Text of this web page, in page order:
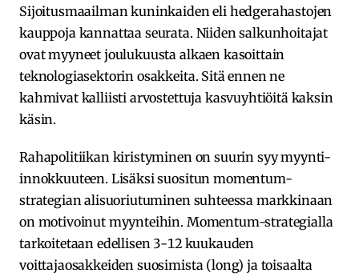
Sijoitusmaailman kuninkaiden eli hedgerahastojen
kauppoja kannattaa seurata. Niiden salkunhoitajat
ovat myyneet joulukuusta alkaen kasoittain
teknologiasektorin osakkeita. Sitä ennen ne
kahmivat kalliisti arvostettuja kasvuyhtiöitä kaksin
käsin.
Rahapolitiikan kiristyminen on suurin syy myynti-
innokkuuteen. Lisäksi suositun momentum-
strategian alisuoriutuminen suhteessa markkinaan
on motivoinut myynteihin. Momentum-strategialla
tarkoitetaan edellisen 3-12 kuukauden
voittajaosakkeiden suosimista (long) ja toisaalta